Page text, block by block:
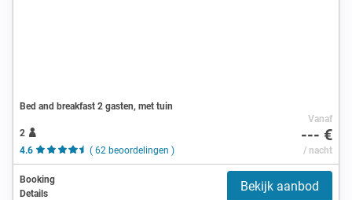
Bed and breakfast 2 gasten, met tuin
2
4.6
( 62 beoordelingen )
Vanaf
--- €
/ nacht
Booking
Details
Bekijk aanbod